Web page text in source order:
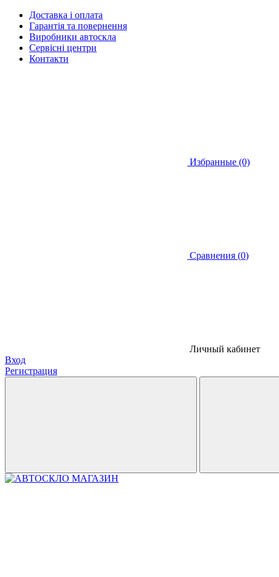
Доставка і оплата
Гарантія та повернення
Виробники автоскла
Сервісні центри
Контакти
Избранные (0)
Сравнения (0)
Личный кабинет
Вход
Регистрация